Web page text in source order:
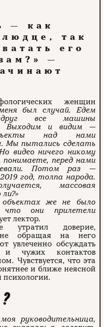
— как
так
его
—
женщин
был случай. Едем
все машины
Выходим и видим —
над нами
Мы пытались сделать
видео ничего никому
понимаете, перед нами
Потом раз —
год, толпа народа.
массовая
же не было
что они прилетели
лектор.
доверие,
обращая на него
увлеченно обсуждать
чужих контактов
Чувствуется, что эта
и ближе неясной
психологии.
руководительница,